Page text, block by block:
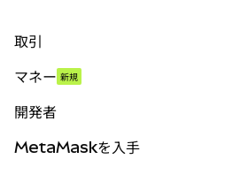
取引
パーペチュアル
RWA
マネー 新規
開発者
MetaMaskを入手